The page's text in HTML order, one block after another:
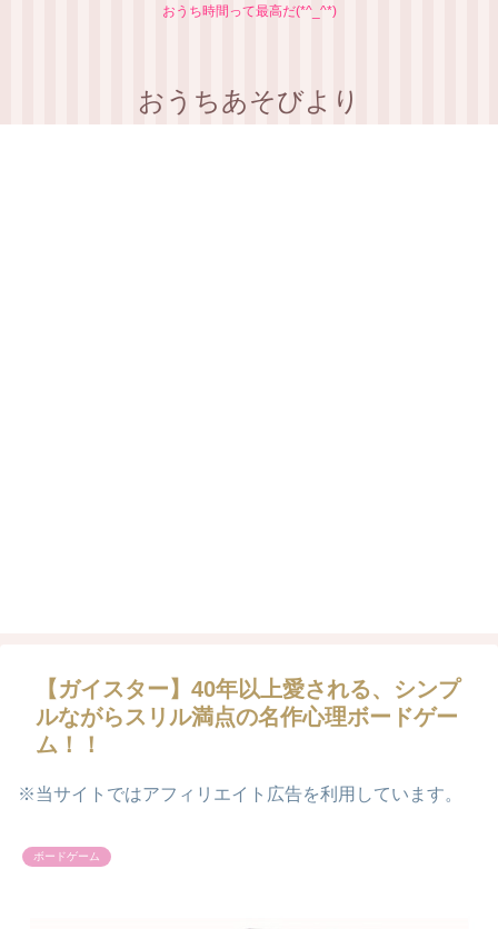
おうち時間って最高だ(*^_^*)
おうちあそびより
【ガイスター】40年以上愛される、シンプ
ルながらスリル満点の名作心理ボードゲー
ム！！
※当サイトではアフィリエイト広告を利用しています。
ボードゲーム